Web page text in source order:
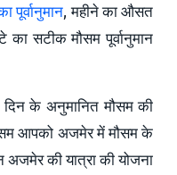
पूर्वानुमान , महीने का औसत
सटीक मौसम पूर्वानुमान
दिन के अनुमानित मौसम की
आपको अजमेर में मौसम के
की यात्रा की योजना